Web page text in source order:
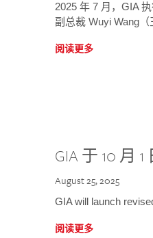
2025 年 7 月，GIA
副总裁 Wuyi Wang
阅读更多
GIA 于 10 月
August 25, 2025
GIA will launch
阅读更多